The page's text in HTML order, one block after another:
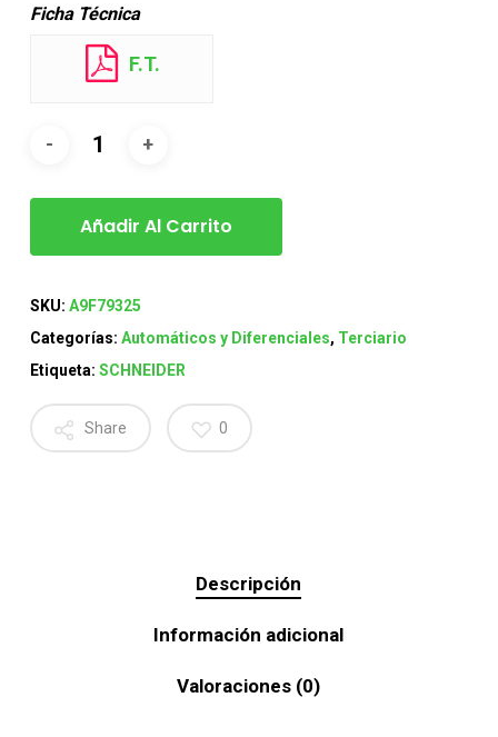
Ficha Técnica
F.T.
Añadir Al Carrito
SKU: A9F79325
Categorías: Automáticos y Diferenciales, Terciario
Etiqueta: SCHNEIDER
Share 0
Descripción
Información adicional
Valoraciones (0)